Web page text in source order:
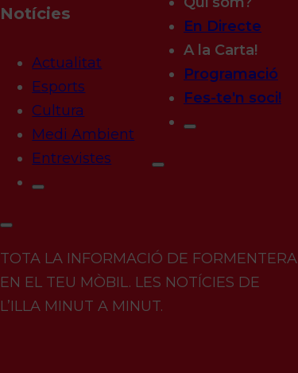
Notícies
Actualitat
Esports
Cultura
Medi Ambient
Entrevistes
En Directe
A la Carta!
Programació
Fes-te'n soci!
TOTA LA INFORMACIÓ DE FORMENTERA
EN EL TEU MÒBIL. LES NOTÍCIES DE
L’ILLA MINUT A MINUT.